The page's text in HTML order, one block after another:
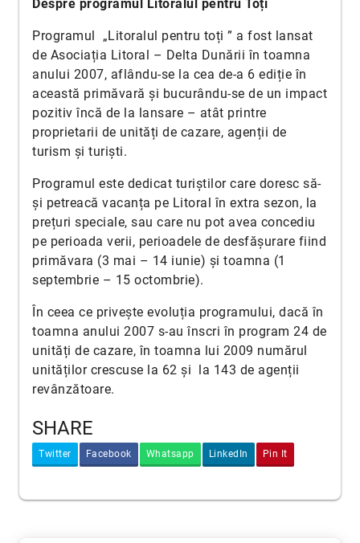
Despre programul Litoralul pentru Toți
Programul „Litoralul pentru toți ” a fost lansat
de Asociația Litoral – Delta Dunării în toamna
anului 2007, aflându-se la cea de-a 6 ediție în
această primăvară și bucurându-se de un impact
pozitiv încă de la lansare – atât printre
proprietarii de unități de cazare, agenții de
turism și turiști.
Programul este dedicat turiștilor care doresc să-
și petreacă vacanța pe Litoral în extra sezon, la
prețuri speciale, sau care nu pot avea concediu
pe perioada verii, perioadele de desfășurare fiind
primăvara (3 mai – 14 iunie) și toamna (1
septembrie – 15 octombrie).
În ceea ce privește evoluția programului, dacă în
toamna anului 2007 s-au înscri în program 24 de
unități de cazare, în toamna lui 2009 numărul
unităților crescuse la 62 și la 143 de agenții
revânzătoare.
SHARE
Twitter Facebook Whatsapp LinkedIn Pin It